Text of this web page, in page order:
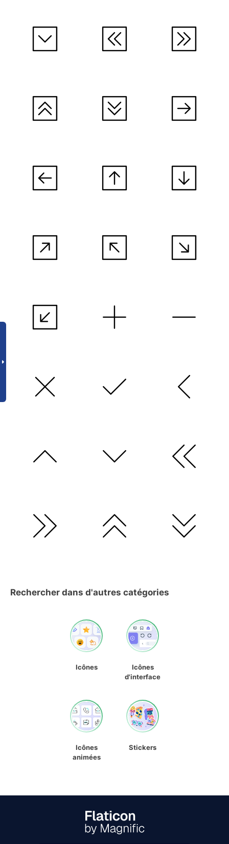
Rechercher dans d'autres catégories
Icônes
Icônes
d'interface
Icônes
animées
Stickers